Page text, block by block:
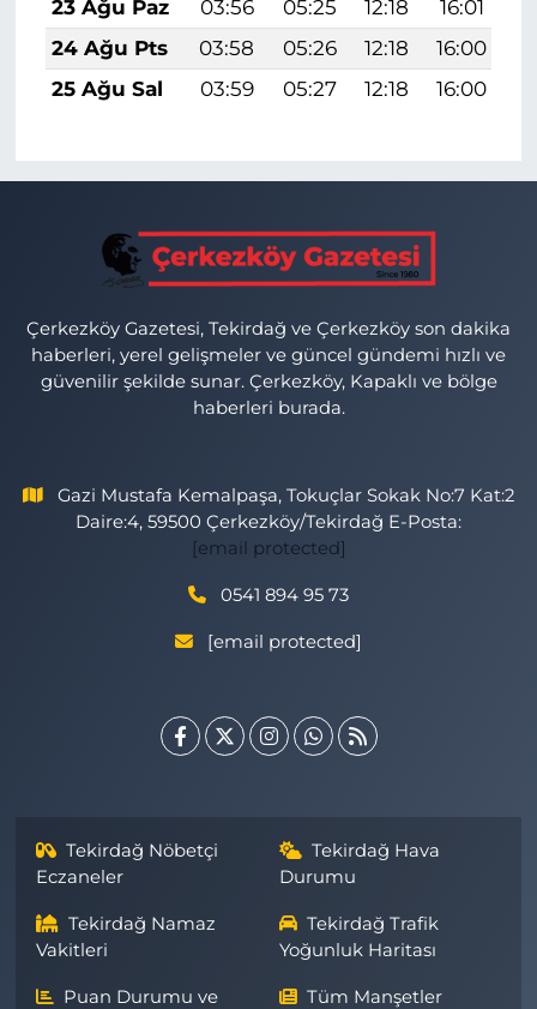
23 Ağu Paz
03:56 05:25 12:18 16:01
24 Ağu Pts
03:58 05:26 12:18 16:00
25 Ağu Sal
03:59 05:27 12:18 16:00
Çerkezköy Gazetesi, Tekirdağ ve Çerkezköy son dakika
haberleri, yerel gelişmeler ve güncel gündemi hızlı ve
güvenilir şekilde sunar. Çerkezköy, Kapaklı ve bölge
haberleri burada.
Gazi Mustafa Kemalpaşa, Tokuçlar Sokak No:7 Kat:2
Daire:4, 59500 Çerkezköy/Tekirdağ E-Posta:
[email protected]
0541 894 95 73
[email protected]
Tekirdağ Nöbetçi
Eczaneler
Tekirdağ Hava
Durumu
Tekirdağ Namaz
Vakitleri
Tekirdağ Trafik
Yoğunluk Haritası
Puan Durumu ve Tüm Manşetler